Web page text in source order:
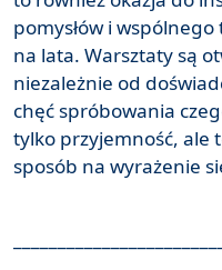
pomysłów i
na lata. Warsztaty są
niezależnie od
chęć spróbowania
tylko przyjemność, ale
sposób na wyrażenie